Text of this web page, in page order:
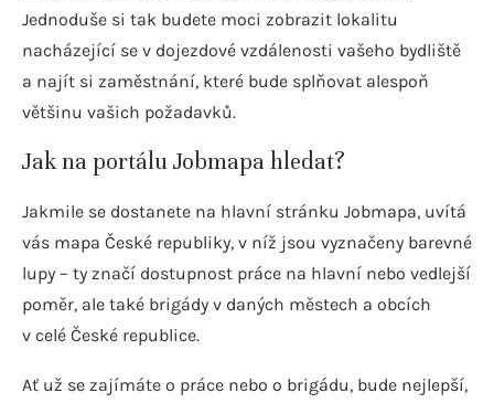
Jednoduše si tak budete moci zobrazit lokalitu
nacházející se v dojezdové vzdálenosti vašeho bydliště
a najít si zaměstnání, které bude splňovat alespoň
většinu vašich požadavků.
Jak na portálu Jobmapa hledat?
Jakmile se dostanete na hlavní stránku Jobmapa, uvítá
vás mapa České republiky, v níž jsou vyznačeny barevné
lupy – ty značí dostupnost práce na hlavní nebo vedlejší
poměr, ale také brigády v daných městech a obcích
v celé České republice.
Ať už se zajímáte o práce nebo o brigádu, bude nejlepší,